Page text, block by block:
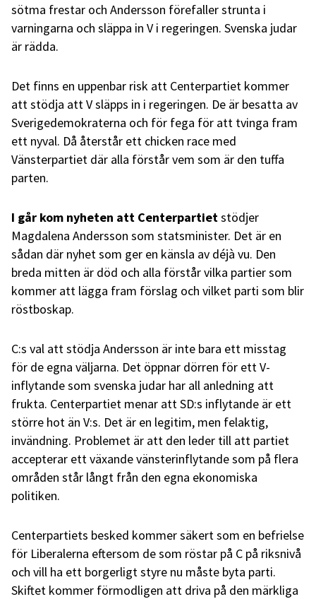
sötma frestar och Andersson förefaller strunta i
varningarna och släppa in V i regeringen. Svenska judar
är rädda.
Det finns en uppenbar risk att Centerpartiet kommer
att stödja att V släpps in i regeringen. De är besatta av
Sverigedemokraterna och för fega för att tvinga fram
ett nyval. Då återstår ett chicken race med
Vänsterpartiet där alla förstår vem som är den tuffa
parten.
I går kom nyheten att Centerpartietstödjer
Magdalena Andersson som statsminister. Det är en
sådan där nyhet som ger en känsla av déjà vu. Den
breda mitten är död och alla förstår vilka partier som
kommer att lägga fram förslag och vilket parti som blir
röstboskap.
C:s val att stödja Andersson är inte bara ett misstag
för de egna väljarna. Det öppnar dörren för ett V-
inflytande som svenska judar har all anledning att
frukta. Centerpartiet menar att SD:s inflytande är ett
större hot än V:s. Det är en legitim, men felaktig,
invändning. Problemet är att den leder till att partiet
accepterar ett växande vänsterinflytande som på flera
områden står långt från den egna ekonomiska
politiken.
Centerpartiets besked kommer säkert som en befrielse
för Liberalerna eftersom de som röstar på C på riksnivå
och vill ha ett borgerligt styre nu måste byta parti.
Skiftet kommer förmodligen att driva på den märkliga